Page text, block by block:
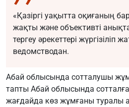
«Қазіргі уақытта оқиғаның
жақты және объективті
тергеу әрекеттері жүргізіліп
ведомстводан.
Абай облысында сотталушы
тапты Абай облысында
жағдайда көз жұмғаны туралы